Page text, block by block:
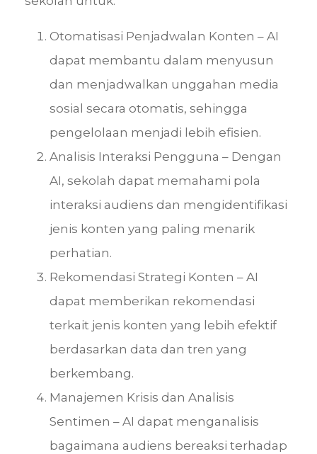
Otomatisasi Penjadwalan Konten – AI
dapat membantu dalam menyusun
dan menjadwalkan unggahan media
sosial secara otomatis, sehingga
pengelolaan menjadi lebih efisien.
Analisis Interaksi Pengguna – Dengan
AI, sekolah dapat memahami pola
interaksi audiens dan mengidentifikasi
jenis konten yang paling menarik
perhatian.
Rekomendasi Strategi Konten – AI
dapat memberikan rekomendasi
terkait jenis konten yang lebih efektif
berdasarkan data dan tren yang
berkembang.
Manajemen Krisis dan Analisis
Sentimen – AI dapat menganalisis
bagaimana audiens bereaksi terhadap